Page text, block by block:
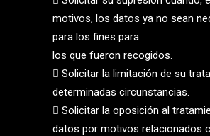
motivos, los datos ya no sean
para los fines para
los que fueron recogidos.
 Solicitar la limitación de su
determinadas circunstancias.
 Solicitar la oposición al
datos por motivos relacionados